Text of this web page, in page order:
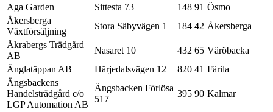
Aga Garden
Sittesta 73 148 91 Ösmo
Åkersberga
Växtförsäljning
Stora Säbyvägen 1 184 42 Åkersberga
Åkrabergs Trädgård
AB
Nasaret 10 432 65 Väröbacka
Änglatäppan AB
Härjedalsvägen 12 820 41 Färila
Ängsbackens
Handelsträdgård c/o
LGP Automation AB
Ängsbacken Förlösa
517
395 90 Kalmar